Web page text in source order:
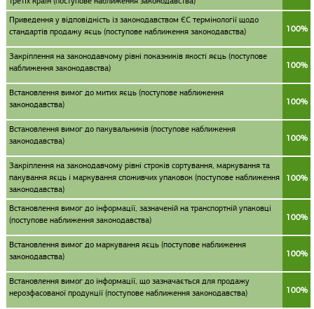
Приведення у відповідність із законодавством ЄС термінології щодо
стандартів продажу яєць (поступове наближення законодавства)
100%
Закріплення на законодавчому рівні показників якості яєць (поступове
наближення законодавства)
100%
Встановлення вимог до митих яєць (поступове наближення
законодавства)
100%
Встановлення вимог до пакувальників (поступове наближення
законодавства)
100%
Закріплення на законодавчому рівні строків сортування, маркування та
пакування яєць і маркування споживчих упаковок (поступове наближення
законодавства)
100%
Встановлення вимог до інформації, зазначеній на транспортній упаковці
(поступове наближення законодавства)
100%
Встановлення вимог до маркування яєць (поступове наближення
законодавства)
100%
Встановлення вимог до інформації, що зазначається для продажу
нерозфасованої продукції (поступове наближення законодавства)
100%